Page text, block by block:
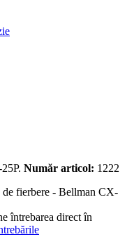
Număr articol: 1222
de fierbere - Bellman CX-
întrebarea direct în